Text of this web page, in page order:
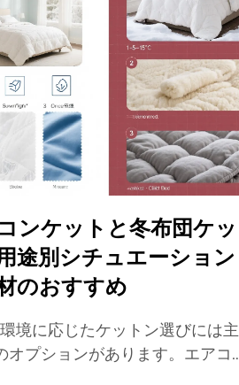
ンケットと冬布団ケッ
途別シチュエーション
のおすすめ
境に応じたケットン選びには主
オプションがあります。エアコ